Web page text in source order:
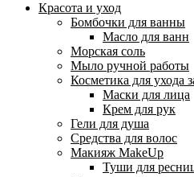
Красота и уход
Бомбочки для ванны
Масло для ванн
Морская соль
Мыло ручной работы
Косметика для ухода
Маски для лица
Крем для рук
Гели для душа
Средства для волос
Макияж MakeUp
Туши для